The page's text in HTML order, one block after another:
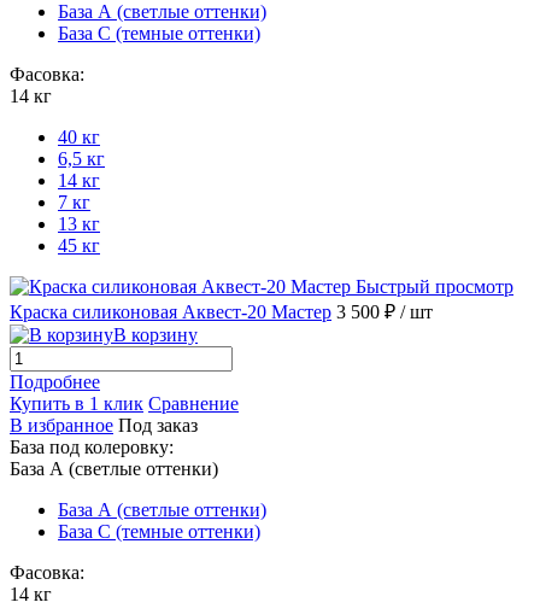
База А (светлые оттенки)
База С (темные оттенки)
Фасовка:
14 кг
40 кг
6,5 кг
14 кг
7 кг
13 кг
45 кг
Быстрый просмотр
Краска силиконовая Аквест-20 Мастер 3 500 ₽ / шт
В корзину
Подробнее
Купить в 1 клик Сравнение
В избранное Под заказ
База под колеровку:
База А (светлые оттенки)
База А (светлые оттенки)
База С (темные оттенки)
Фасовка:
14 кг